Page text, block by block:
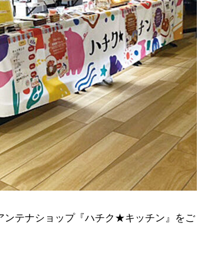
ンテナショップ『ハチク★キッチン』をご